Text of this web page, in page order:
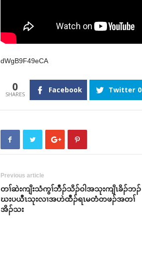
dWgB9F49eCA
0 Facebook Twitter 0
Previous article
တၢ်ဆဲးကျိးသံကွၢ်ဘီၣ်သိၣ်၀ါအသုးကျိၤခိၣ်ဘၣ်
ဃးပယီၤသုးလၢအဟဲထီၣ်ရၤမတံတဖၣ်အတၢ်
အိၣ်သး